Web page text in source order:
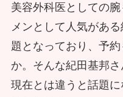
美容外科医としての
メンとして人気があ
題となっており、予
か。そんな紀田基邦
現在とは違うと話題